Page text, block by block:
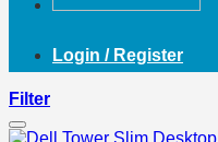
Login / Register
Filter